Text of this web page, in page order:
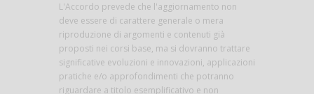
L'Accordo prevede che l'aggiornamento non
deve essere di carattere generale o mera
riproduzione di argomenti e contenuti già
proposti nei corsi base, ma si dovranno trattare
significative evoluzioni e innovazioni, applicazioni
pratiche e/o approfondimenti che potranno
riguardare a titolo esemplificativo e non